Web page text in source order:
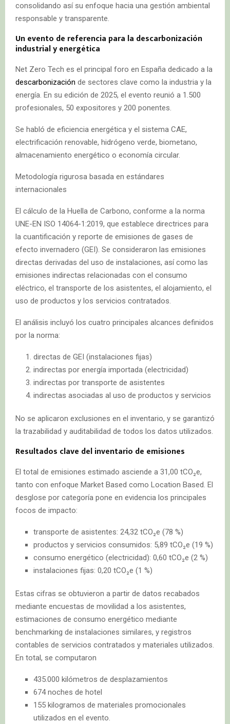
consolidando así su enfoque hacia una gestión ambiental
responsable y transparente.
Un evento de referencia para la descarbonización
industrial y energética
Net Zero Tech es el principal foro en España dedicado a la
descarbonización de sectores clave como la industria y la
energía. En su edición de 2025, el evento reunió a 1.500
profesionales, 50 expositores y 200 ponentes.
Se habló de eficiencia energética y el sistema CAE,
electrificación renovable, hidrógeno verde, biometano,
almacenamiento energético o economía circular.
Metodología rigurosa basada en estándares
internacionales
El cálculo de la Huella de Carbono, conforme a la norma
UNE-EN ISO 14064-1:2019, que establece directrices para
la cuantificación y reporte de emisiones de gases de
efecto invernadero (GEI). Se consideraron las emisiones
directas derivadas del uso de instalaciones, así como las
emisiones indirectas relacionadas con el consumo
eléctrico, el transporte de los asistentes, el alojamiento, el
uso de productos y los servicios contratados.
El análisis incluyó los cuatro principales alcances definidos
por la norma:
directas de GEI (instalaciones fijas)
indirectas por energía importada (electricidad)
indirectas por transporte de asistentes
indirectas asociadas al uso de productos y servicios
No se aplicaron exclusiones en el inventario, y se garantizó
la trazabilidad y auditabilidad de todos los datos utilizados.
Resultados clave del inventario de emisiones
El total de emisiones estimado asciende a 31,00 tCO₂e,
tanto con enfoque Market Based como Location Based. El
desglose por categoría pone en evidencia los principales
focos de impacto:
transporte de asistentes: 24,32 tCO₂e (78 %)
productos y servicios consumidos: 5,89 tCO₂e (19 %)
consumo energético (electricidad): 0,60 tCO₂e (2 %)
instalaciones fijas: 0,20 tCO₂e (1 %)
Estas cifras se obtuvieron a partir de datos recabados
mediante encuestas de movilidad a los asistentes,
estimaciones de consumo energético mediante
benchmarking de instalaciones similares, y registros
contables de servicios contratados y materiales utilizados.
En total, se computaron
435.000 kilómetros de desplazamientos
674 noches de hotel
155 kilogramos de materiales promocionales
utilizados en el evento.